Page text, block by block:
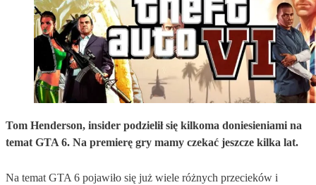
Tom Henderson, insider podzielił się kilkoma doniesieniami na
temat GTA 6. Na premierę gry mamy czekać jeszcze kilka lat.
Na temat GTA 6 pojawiło się już wiele różnych przecieków i